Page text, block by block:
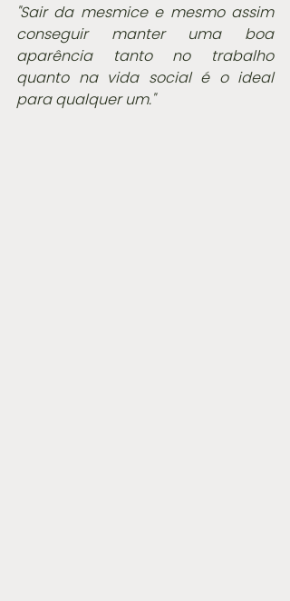
"Sair da mesmice e mesmo assim
conseguir manter uma boa
aparência tanto no trabalho
quanto na vida social é o ideal
para qualquer um."